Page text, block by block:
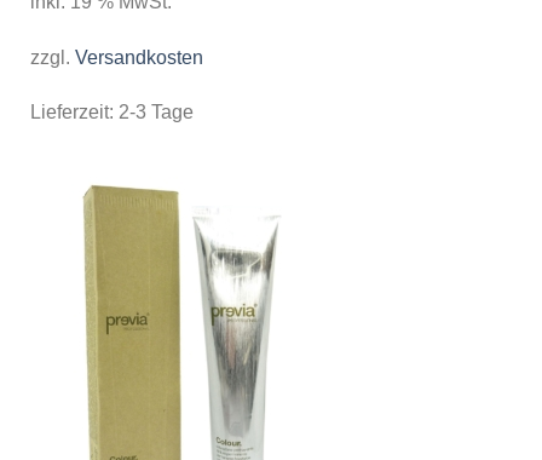
zzgl. Versandkosten
Lieferzeit: 2-3 Tage